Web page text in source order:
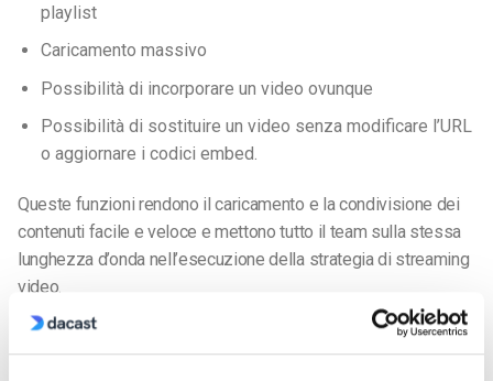
playlist
Caricamento massivo
Possibilità di incorporare un video ovunque
Possibilità di sostituire un video senza modificare l’URL
o aggiornare i codici embed.
Queste funzioni rendono il caricamento e la condivisione dei
contenuti facile e veloce e mettono tutto il team sulla stessa
lunghezza d’onda nell’esecuzione della strategia di streaming
video.
Manutenzione continua